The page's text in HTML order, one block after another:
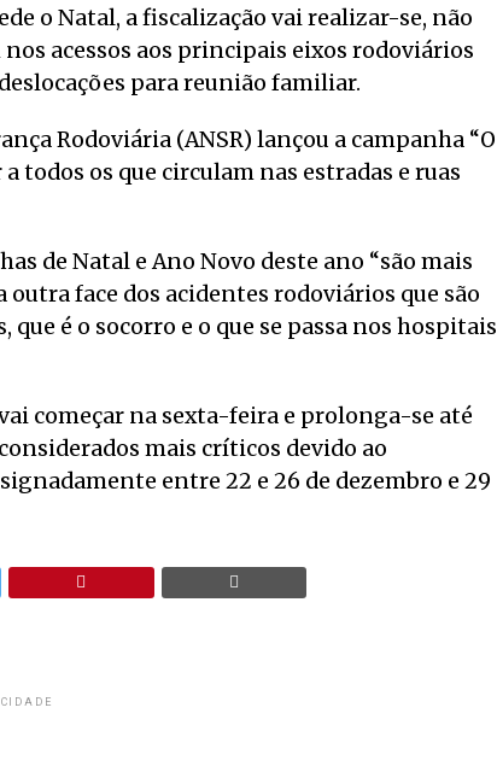
o Natal, a fiscalização vai realizar-se, não
acessos aos principais eixos rodoviários
para reunião familiar.
Rodoviária (ANSR) lançou a campanha “O
todos os que circulam nas estradas e ruas
de Natal e Ano Novo deste ano “são mais
face dos acidentes rodoviários que são
é o socorro e o que se passa nos hospitais
começar na sexta-feira e prolonga-se até
mais críticos devido ao
entre 22 e 26 de dezembro e 29